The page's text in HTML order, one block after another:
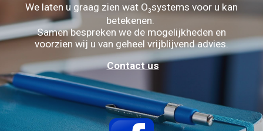
We laten u graag zien wat O3systems voor u kan
betekenen.
Samen bespreken we de mogelijkheden en
voorzien wij u van geheel vrijblijvend advies.
Contact us